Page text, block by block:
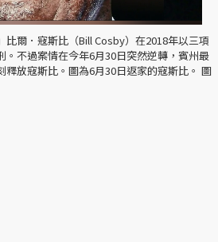
比爾．寇斯比（Bill Cosby）在2018年以三項
。不過案情在今年6月30日突然逆轉，賓州最
放寇斯比。圖為6月30日返家的寇斯比。 圖